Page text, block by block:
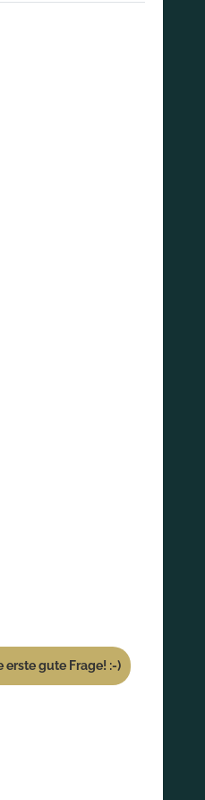
erste gute Frage! :-)